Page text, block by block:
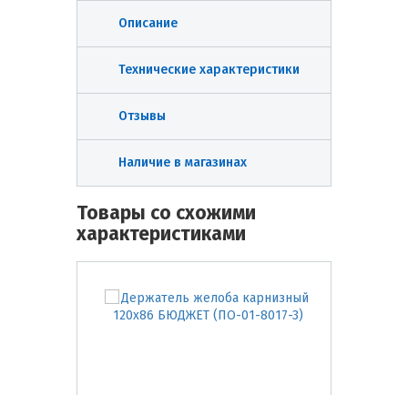
Описание
Технические характеристики
Отзывы
Наличие в магазинах
Товары со схожими
характеристиками